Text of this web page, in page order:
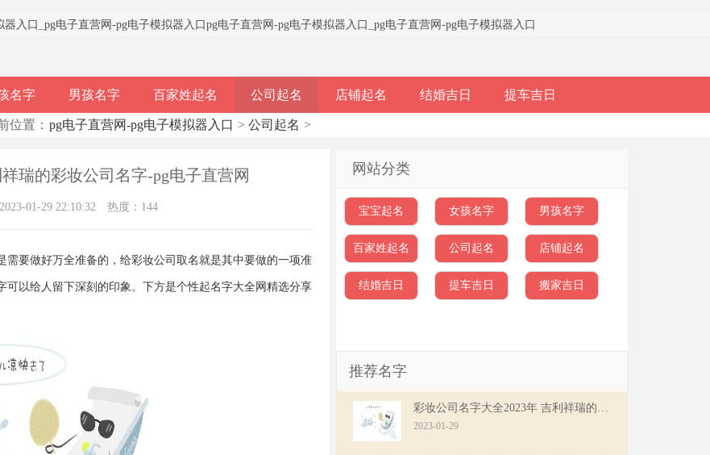
器入口 pg电子直营网-pg电子模拟器入口 pg电子直营网-pg电子模拟器入口 pg电子直营网-pg电子模拟器入口
名字 男孩名字 百家姓起名 公司起名 店铺起名 结婚吉日 提车吉日
位置： pg电子直营网-pg电子模拟器入口 > 公司起名 >
瑞的彩妆公司名字-pg电子直营网
01-29 22:10:32 热度：144
要做好万全准备的，给彩妆公司取名就是其中要做的一项准
以给人留下深刻的印象。下方是个性起名字大全网精选分享
网站分类
宝宝起名 女孩名字 男孩名字
百家姓起名 公司起名 店铺起名
结婚吉日 提车吉日 搬家吉日
推荐名字
2023-01-29